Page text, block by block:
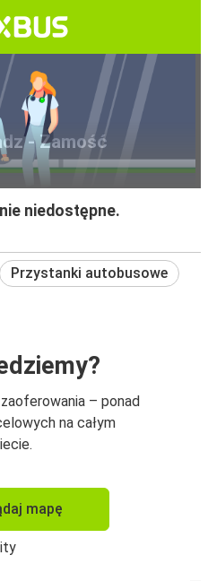
- Zamość
niedostępne.
Przystanki autobusowe
– ponad
na całym
mapę